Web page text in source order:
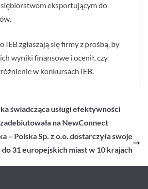
eksportującym do
IEB zgłaszają się firmy z prośbą, by
wyniki finansowe i ocenił, czy
w konkursach IEB.
świadcząca usługi efektywności
na NewConnect
– Polska Sp. z o.o. dostarczyła swoje
31 europejskich miast w 10 krajach